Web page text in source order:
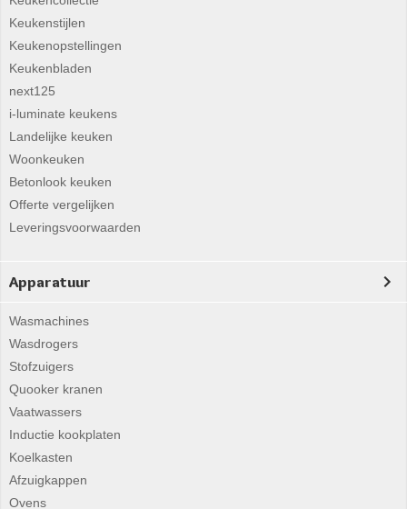
Keukenstijlen
Keukenopstellingen
Keukenbladen
next125
i-luminate keukens
Landelijke keuken
Woonkeuken
Betonlook keuken
Offerte vergelijken
Leveringsvoorwaarden
Apparatuur
Wasmachines
Wasdrogers
Stofzuigers
Quooker kranen
Vaatwassers
Inductie kookplaten
Koelkasten
Afzuigkappen
Ovens